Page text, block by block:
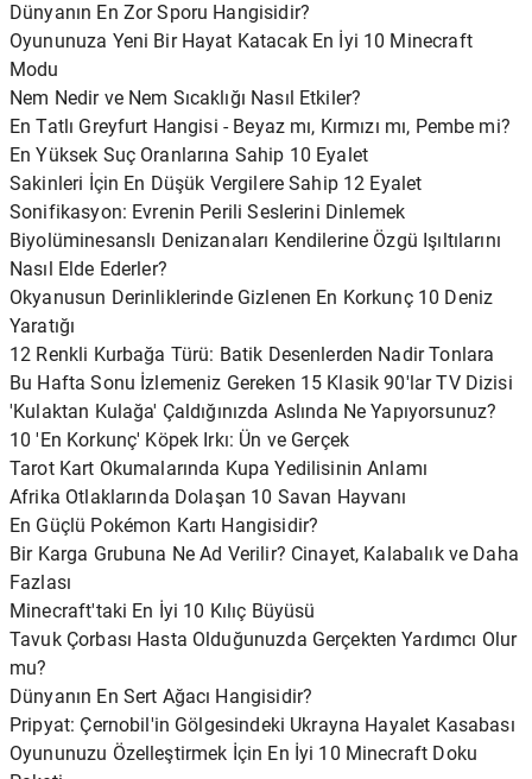
Dünyanın En Zor Sporu Hangisidir?
Oyununuza Yeni Bir Hayat Katacak En İyi 10 Minecraft
Modu
Nem Nedir ve Nem Sıcaklığı Nasıl Etkiler?
En Tatlı Greyfurt Hangisi - Beyaz mı, Kırmızı mı, Pembe mi?
En Yüksek Suç Oranlarına Sahip 10 Eyalet
Sakinleri İçin En Düşük Vergilere Sahip 12 Eyalet
Sonifikasyon: Evrenin Perili Seslerini Dinlemek
Biyolüminesanslı Denizanaları Kendilerine Özgü Işıltılarını
Nasıl Elde Ederler?
Okyanusun Derinliklerinde Gizlenen En Korkunç 10 Deniz
Yaratığı
12 Renkli Kurbağa Türü: Batik Desenlerden Nadir Tonlara
Bu Hafta Sonu İzlemeniz Gereken 15 Klasik 90'lar TV Dizisi
'Kulaktan Kulağa' Çaldığınızda Aslında Ne Yapıyorsunuz?
10 'En Korkunç' Köpek Irkı: Ün ve Gerçek
Tarot Kart Okumalarında Kupa Yedilisinin Anlamı
Afrika Otlaklarında Dolaşan 10 Savan Hayvanı
En Güçlü Pokémon Kartı Hangisidir?
Bir Karga Grubuna Ne Ad Verilir? Cinayet, Kalabalık ve Daha
Fazlası
Minecraft'taki En İyi 10 Kılıç Büyüsü
Tavuk Çorbası Hasta Olduğunuzda Gerçekten Yardımcı Olur
mu?
Dünyanın En Sert Ağacı Hangisidir?
Pripyat: Çernobil'in Gölgesindeki Ukrayna Hayalet Kasabası
Oyununuzu Özelleştirmek İçin En İyi 10 Minecraft Doku